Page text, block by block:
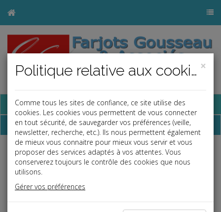
Base documentaire
Dépêches
Liste des dernières dépêches
Social
×
Politique relative aux cookies
Comme tous les sites de confiance, ce site utilise des
cookies. Les cookies vous permettent de vous connecter
en tout sécurité, de sauvegarder vos préférences (veille,
newsletter, recherche, etc.). Ils nous permettent également
de mieux vous connaitre pour mieux vous servir et vous
proposer des services adaptés à vos attentes. Vous
conserverez toujours le contrôle des cookies que nous
utilisons.
Gérer vos préférences